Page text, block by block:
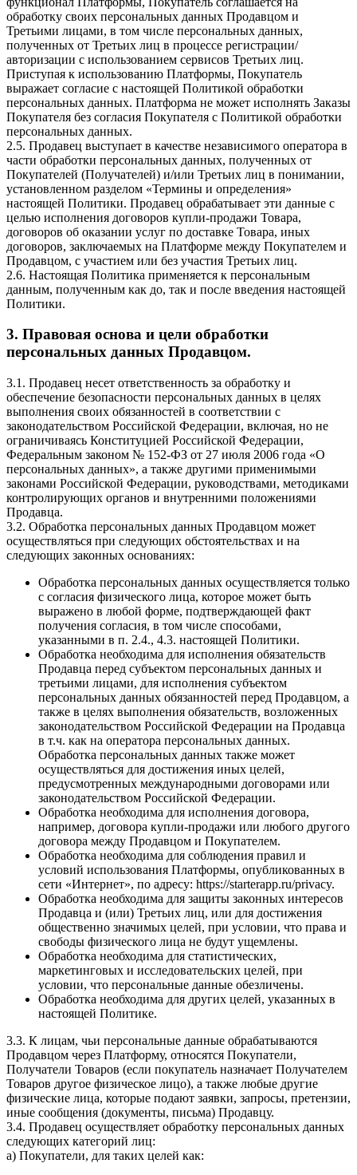
обработку своих персональных данных Продавцом и
Третьими лицами, в том числе персональных данных,
полученных от Третьих лиц в процессе регистрации/
авторизации с использованием сервисов Третьих лиц.
Приступая к использованию Платформы, Покупатель
выражает согласие с настоящей Политикой обработки
персональных данных. Платформа не может исполнять Заказы
Покупателя без согласия Покупателя с Политикой обработки
персональных данных.
2.5. Продавец выступает в качестве независимого оператора в
части обработки персональных данных, полученных от
Покупателей (Получателей) и/или Третьих лиц в понимании,
установленном разделом «Термины и определения»
настоящей Политики. Продавец обрабатывает эти данные с
целью исполнения договоров купли-продажи Товара,
договоров об оказании услуг по доставке Товара, иных
договоров, заключаемых на Платформе между Покупателем и
Продавцом, с участием или без участия Третьих лиц.
2.6. Настоящая Политика применяется к персональным
данным, полученным как до, так и после введения настоящей
Политики.
3. Правовая основа и цели обработки
персональных данных Продавцом.
3.1. Продавец несет ответственность за обработку и
обеспечение безопасности персональных данных в целях
выполнения своих обязанностей в соответствии с
законодательством Российской Федерации, включая, но не
ограничиваясь Конституцией Российской Федерации,
Федеральным законом № 152-ФЗ от 27 июля 2006 года «О
персональных данных», а также другими применимыми
законами Российской Федерации, руководствами, методиками
контролирующих органов и внутренними положениями
Продавца.
3.2. Обработка персональных данных Продавцом может
осуществляться при следующих обстоятельствах и на
следующих законных основаниях:
Обработка персональных данных осуществляется только
с согласия физического лица, которое может быть
выражено в любой форме, подтверждающей факт
получения согласия, в том числе способами,
указанными в п. 2.4., 4.3. настоящей Политики.
Обработка необходима для исполнения обязательств
Продавца перед субъектом персональных данных и
третьими лицами, для исполнения субъектом
персональных данных обязанностей перед Продавцом, а
также в целях выполнения обязательств, возложенных
законодательством Российской Федерации на Продавца
в т.ч. как на оператора персональных данных.
Обработка персональных данных также может
осуществляться для достижения иных целей,
предусмотренных международными договорами или
законодательством Российской Федерации.
Обработка необходима для исполнения договора,
например, договора купли-продажи или любого другого
договора между Продавцом и Покупателем.
Обработка необходима для соблюдения правил и
условий использования Платформы, опубликованных в
сети «Интернет», по адресу: https://starterapp.ru/privacy.
Обработка необходима для защиты законных интересов
Продавца и (или) Третьих лиц, или для достижения
общественно значимых целей, при условии, что права и
свободы физического лица не будут ущемлены.
Обработка необходима для статистических,
маркетинговых и исследовательских целей, при
условии, что персональные данные обезличены.
Обработка необходима для других целей, указанных в
настоящей Политике.
3.3. К лицам, чьи персональные данные обрабатываются
Продавцом через Платформу, относятся Покупатели,
Получатели Товаров (если покупатель назначает Получателем
Товаров другое физическое лицо), а также любые другие
физические лица, которые подают заявки, запросы, претензии,
иные сообщения (документы, письма) Продавцу.
3.4. Продавец осуществляет обработку персональных данных
следующих категорий лиц:
a) Покупатели, для таких целей как: